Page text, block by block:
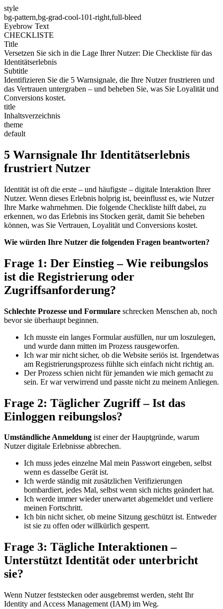
style
bg-pattern,bg-grad-cool-101-right,full-bleed
Eyebrow Text
CHECKLISTE
Title
Versetzen Sie sich in die Lage Ihrer Nutzer: Die Checkliste für das
Identitätserlebnis
Subtitle
Identifizieren Sie die 5 Warnsignale, die Ihre Nutzer frustrieren und
das Vertrauen untergraben – und beheben Sie, was Sie Loyalität und
Conversions kostet.
title
Inhaltsverzeichnis
theme
default
5 Warnsignale Ihr Identitätserlebnis
frustriert Nutzer
Identität ist oft die erste – und häufigste – digitale Interaktion Ihrer
Nutzer. Wenn dieses Erlebnis holprig ist, beeinflusst es, wie Nutzer
Ihre Marke wahrnehmen. Die folgende Checkliste hilft dabei, zu
erkennen, wo das Erlebnis ins Stocken gerät, damit Sie beheben
können, was Sie Vertrauen, Loyalität und Conversions kostet.
Wie würden Ihre Nutzer die folgenden Fragen beantworten?
Frage 1: Der Einstieg – Wie reibungslos
ist die Registrierung oder
Zugriffsanforderung?
Schlechte Prozesse und Formulare schrecken Menschen ab, noch
bevor sie überhaupt beginnen.
Ich musste ein langes Formular ausfüllen, nur um loszulegen,
und wurde dann mitten im Prozess rausgeworfen.
Ich war mir nicht sicher, ob die Website seriös ist. Irgendetwas
am Registrierungsprozess fühlte sich einfach nicht richtig an.
Der Prozess schien nicht für jemanden wie mich gemacht zu
sein. Er war verwirrend und passte nicht zu meinem Anliegen.
Frage 2: Täglicher Zugriff – Ist das
Einloggen reibungslos?
Umständliche Anmeldung ist einer der Hauptgründe, warum
Nutzer digitale Erlebnisse abbrechen.
Ich muss jedes einzelne Mal mein Passwort eingeben, selbst
wenn es dasselbe Gerät ist.
Ich werde ständig mit zusätzlichen Verifizierungen
bombardiert, jedes Mal, selbst wenn sich nichts geändert hat.
Ich werde immer wieder unerwartet abgemeldet und verliere
meinen Fortschritt.
Ich bin nicht sicher, ob meine Sitzung geschützt ist. Entweder
ist sie zu offen oder willkürlich gesperrt.
Frage 3: Tägliche Interaktionen –
Unterstützt Identität oder unterbricht
sie?
Wenn Nutzer feststecken oder ausgebremst werden, steht Ihr
Identity and Access Management (IAM) im Weg.